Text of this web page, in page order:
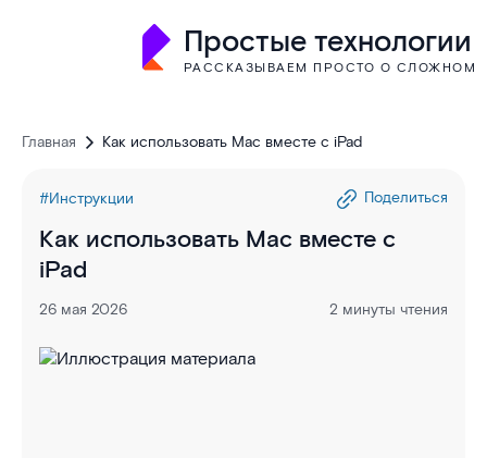
Простые технологии
РАССКАЗЫВАЕМ ПРОСТО О СЛОЖНОМ
Главная Как использовать Mac вместе с iPad
#Инструкции Поделиться
Как использовать Mac вместе с
iPad
26 мая 2026 2 минуты чтения